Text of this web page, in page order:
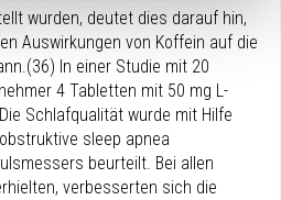
wurden, deutet dies darauf hin,
Auswirkungen von Koffein auf die
In einer Studie mit 20
4 Tabletten mit 50 mg L-
Schlafqualität wurde mit Hilfe
sleep apnea
beurteilt. Bei allen
verbesserten sich die